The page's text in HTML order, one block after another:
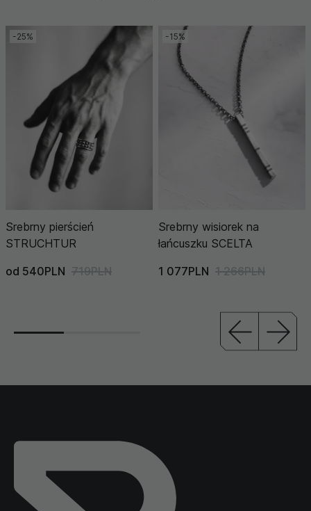
-25%
Srebrny pierścień
STRUCHTUR
od 540PLN 719PLN
-15%
Srebrny wisiorek na
łańcuszku SCELTA
1 077PLN 1 266PLN